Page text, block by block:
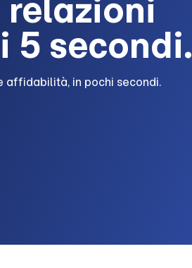
5 secondi.
affidabilità, in pochi secondi.